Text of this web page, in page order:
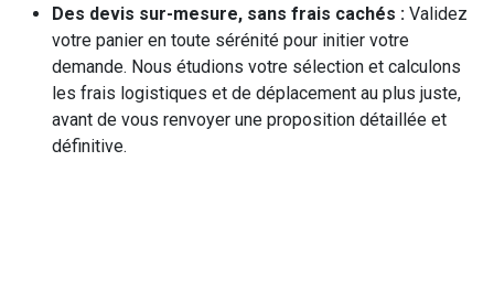
Des devis sur-mesure, sans frais cachés : Validez
votre panier en toute sérénité pour initier votre
demande. Nous étudions votre sélection et calculons
les frais logistiques et de déplacement au plus juste,
avant de vous renvoyer une proposition détaillée et
définitive.